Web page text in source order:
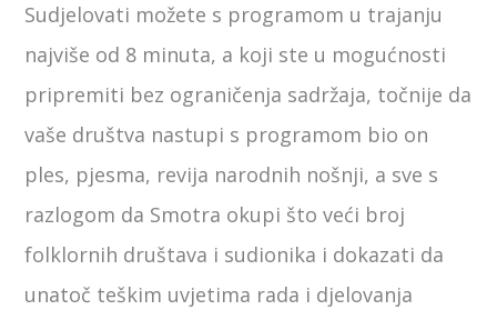
Sudjelovati možete s programom u trajanju
najviše od 8 minuta, a koji ste u mogućnosti
pripremiti bez ograničenja sadržaja, točnije da
vaše društva nastupi s programom bio on
ples, pjesma, revija narodnih nošnji, a sve s
razlogom da Smotra okupi što veći broj
folklornih društava i sudionika i dokazati da
unatoč teškim uvjetima rada i djelovanja